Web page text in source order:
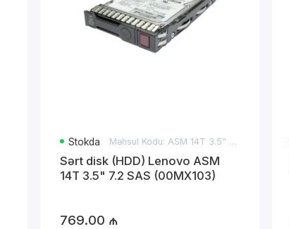
Stokda Məhsul Kodu: ASM 14T 3.5" 7.2 SAS
Sərt disk (HDD) Lenovo ASM
14T 3.5" 7.2 SAS (00MX103)
769.00 ₼